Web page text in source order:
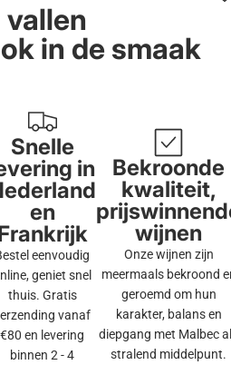
vallen
in de smaak
Snelle
in
en
eenvoudig
geniet snel
thuis. Gratis
vanaf
€80 en levering
binnen 2 - 4
Bekroonde
kwaliteit,
wijnen
Onze wijnen zijn
meermaals bekroond
geroemd om hun
karakter, balans en
diepgang met Malbec
stralend middelpunt.